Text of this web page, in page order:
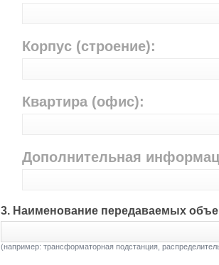
Корпус (строение):
Квартира (офис):
Дополнительная
3. Наименование передаваемых
(например: трансформаторная подстанция,